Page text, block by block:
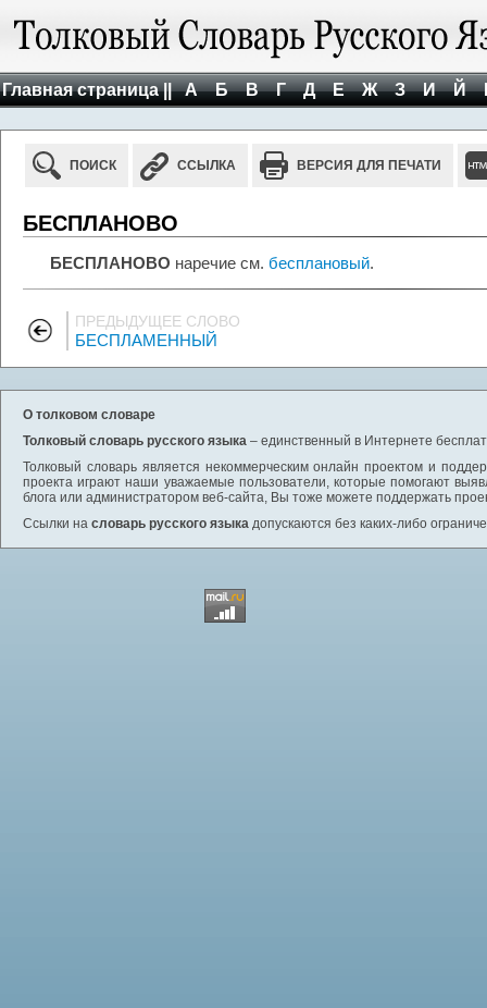
Главная страница || А Б В Г Д Е Ж З И Й
ПОИСК ССЫЛКА ВЕРСИЯ ДЛЯ ПЕЧАТИ
БЕСПЛАНОВО
БЕСПЛАНОВО наречие см. бесплановый.
ПРЕДЫДУЩЕЕ СЛОВО
БЕСПЛАМЕННЫЙ
О толковом словаре
Толковый словарь русского языка – единственный в Интернете
Толковый словарь является некоммерческим онлайн проектом и
проекта играют наши уважаемые пользователи, которые помогают
блога или администратором веб-сайта, Вы тоже можете поддержать
Ссылки на словарь русского языка допускаются без каких-либо